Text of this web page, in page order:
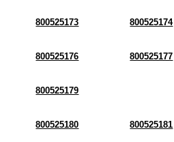
800525173 800525174
800525176 800525177
800525179
800525180 800525181